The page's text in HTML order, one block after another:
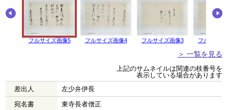
フルサイズ画像5 フルサイズ画像4 フルサイズ画像3 フルサイズ
＞ 一覧を見る
上記のサムネイルは関連の枝番号を
表示している場合があります
差出人
左少弁伊長
宛名書
東寺長者僧正